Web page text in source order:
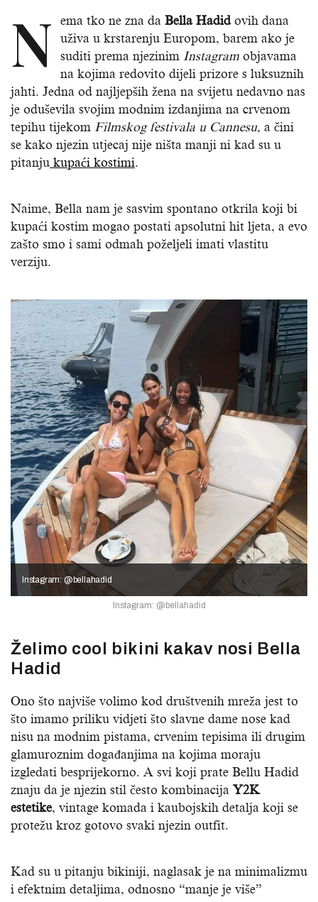
N ema tko ne zna da Bella Hadidovih dana
uživa u krstarenju Europom, barem ako je
suditi prema njezinim Instagram objavama
na kojima redovito dijeli prizore s luksuznih
jahti. Jedna od najljepših žena na svijetu nedavno nas
je oduševila svojim modnim izdanjima na crvenom
tepihu tijekom Filmskog festivala u Cannesu, a čini
se kako njezin utjecaj nije ništa manji ni kad su u
pitanju kupaći kostimi.
Naime, Bella nam je sasvim spontano otkrila koji bi
kupaći kostim mogao postati apsolutni hit ljeta, a evo
zašto smo i sami odmah poželjeli imati vlastitu
verziju.
Instagram: @bellahadid
Instagram: @bellahadid
Želimo cool bikini kakav nosi Bella
Hadid
Ono što najviše volimo kod društvenih mreža jest to
što imamo priliku vidjeti što slavne dame nose kad
nisu na modnim pistama, crvenim tepisima ili drugim
glamuroznim događanjima na kojima moraju
izgledati besprijekorno. A svi koji prate Bellu Hadid
znaju da je njezin stil često kombinacija Y2K
estetike, vintage komada i kaubojskih detalja koji se
protežu kroz gotovo svaki njezin outfit.
Kad su u pitanju bikiniji, naglasak je na minimalizmu
i efektnim detaljima, odnosno “manje je više”